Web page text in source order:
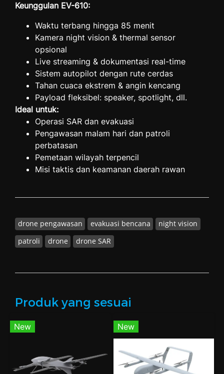
Keunggulan EV-610:
Waktu terbang hingga 85 menit
Kamera night vision & thermal sensor
opsional
Live streaming & dokumentasi real-time
Sistem autopilot dengan rute cerdas
Tahan cuaca ekstrem & angin kencang
Payload fleksibel: speaker, spotlight, dll.
Ideal untuk:
Operasi SAR dan evakuasi
Pengawasan malam hari dan patroli
perbatasan
Pemetaan wilayah terpencil
Misi taktis dan keamanan daerah rawan
drone pengawasan evakuasi bencana
night vision
patroli
drone drone SAR
Produk yang sesuai
New New